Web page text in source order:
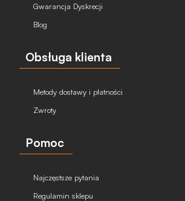
Gwarancja Dyskrecji
Blog
Obsługa klienta
Metody dostawy i płatności
Zwroty
Pomoc
Najczęstsze pytania
Regulamin sklepu